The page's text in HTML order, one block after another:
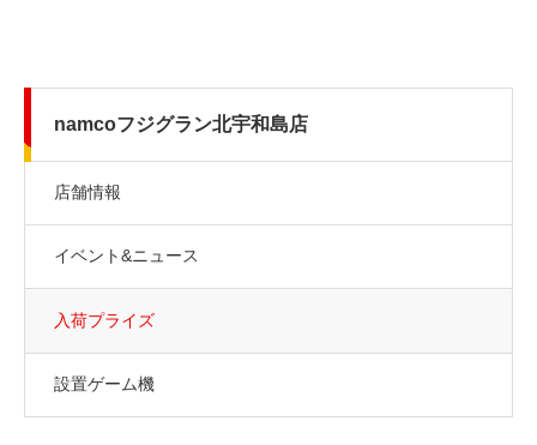
namcoフジグラン北宇和島店
店舗情報
イベント&ニュース
入荷プライズ
設置ゲーム機